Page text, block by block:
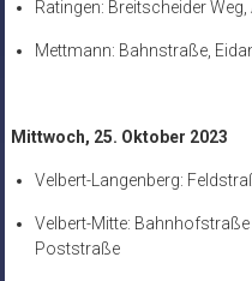
Ratingen: Breitscheider Weg,
Mettmann: Bahnstraße,
Mittwoch, 25. Oktober 2023
Velbert-Langenberg:
Velbert-Mitte:
Poststraße